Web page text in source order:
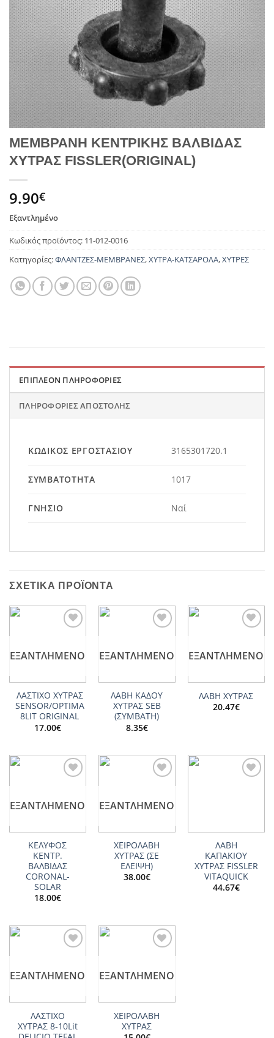
ΜΕΜΒΡΑΝΗ ΚΕΝΤΡΙΚΗΣ ΒΑΛΒΙΔΑΣ
ΧΥΤΡΑΣ FISSLER(ORIGINAL)
9.90€
Εξαντλημένο
Κωδικός προϊόντος: 11-012-0016
Κατηγορίες:ΦΛΑΝΤΖΕΣ-ΜΕΜΒΡΑΝΕΣ,ΧΥΤΡΑ-ΚΑΤΣΑΡΟΛΑ,ΧΥΤΡΕΣ
ΕΠΙΠΛΈΟΝ ΠΛΗΡΟΦΟΡΊΕΣ
ΠΛΗΡΟΦΟΡΊΕΣ ΑΠΟΣΤΟΛΉΣ
ΚΩΔΙΚΌΣ ΕΡΓΟΣΤΑΣΊΟΥ 3165301720.1
ΣΥΜΒΑΤΌΤΗΤΑ 1017
ΓΝΉΣΙΟ Ναί
ΣΧΕΤΙΚΆ ΠΡΟΪΌΝΤΑ
ΕΞΑΝΤΛΗΜΈΝΟ
ΛΑΣΤΙΧΟ ΧΥΤΡΑΣ
SENSOR/OPTIMA
8LIT ORIGINAL
17.00€
ΕΞΑΝΤΛΗΜΈΝΟ
ΛΑΒΗ ΚΑΔΟΥ
ΧΥΤΡΑΣ SEB
(ΣΥΜΒΑΤΗ)
8.35€
ΕΞΑΝΤΛΗΜΈΝΟ
ΛΑΒΗ ΧΥΤΡΑΣ
20.47€
ΕΞΑΝΤΛΗΜΈΝΟ
ΚΕΛΥΦΟΣ
ΚΕΝΤΡ.
ΒΑΛΒΙΔΑΣ
CORONAL-
SOLAR
18.00€
ΕΞΑΝΤΛΗΜΈΝΟ
ΧΕΙΡΟΛΑΒΗ
ΧΥΤΡΑΣ (ΣΕ
ΕΛΕΙΨΗ)
38.00€
ΛΑΒΗ
ΚΑΠΑΚΙΟΥ
ΧΥΤΡΑΣ FISSLER
VITAQUICK
44.67€
ΕΞΑΝΤΛΗΜΈΝΟ
ΛΑΣΤΙΧΟ
ΧΥΤΡΑΣ 8-10Lit
ΕΞΑΝΤΛΗΜΈΝΟ
ΧΕΙΡΟΛΑΒΗ
ΧΥΤΡΑΣ